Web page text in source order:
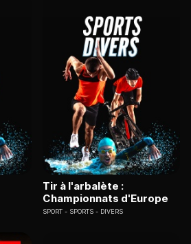
Tir à l'arbalète :
Championnats d'Europe
SPORT SPORTS - DIVERS